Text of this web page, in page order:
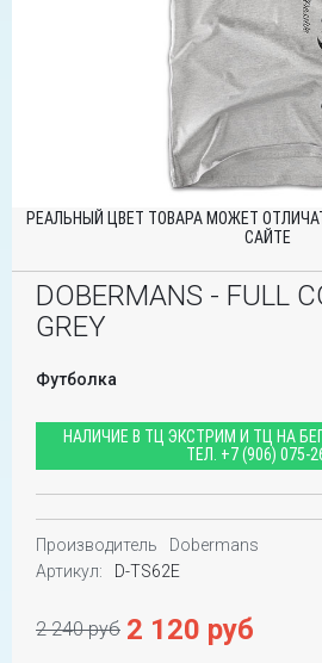
РЕАЛЬНЫЙ ЦВЕТ ТОВАРА МОЖЕТ
САЙТЕ
DOBERMANS - FULL
GREY
Футболка
НАЛИЧИЕ В ТЦ ЭКСТРИМ И ТЦ НА
ТЕЛ. +7 (906) 075-
Производитель
Dobermans
Артикул:
D-TS62E
2 240 руб 2 120 руб